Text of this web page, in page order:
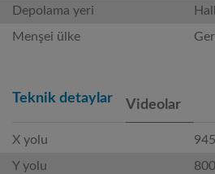
Depolama yeri
Menşei ülke
Teknik detaylar Videolar
X yolu
Y yolu